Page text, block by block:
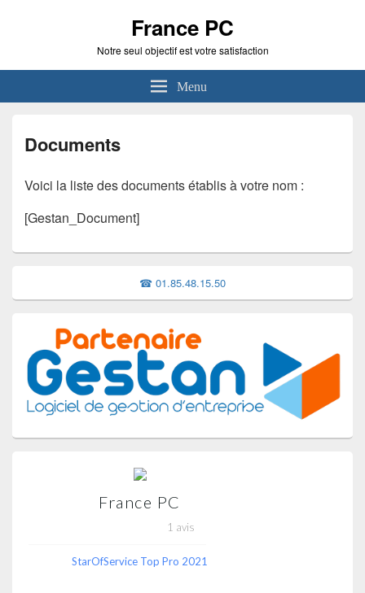
France PC
Notre seul objectif est votre satisfaction
Menu
Documents
Voici la liste des documents établis à votre nom :
[Gestan_Document]
de
barre
☎ 01.85.48.15.50
France PC
1 avis
StarOfService Top Pro 2021